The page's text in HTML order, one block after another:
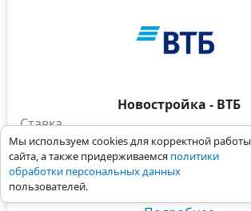
Мы используем cookies для корректной работы
сайта, а также придерживаемся политики
обработки персональных данных
пользователей.
Новостройка - ВТБ
Ставка
Первоначальный взнос
Срок, лет
Платёж